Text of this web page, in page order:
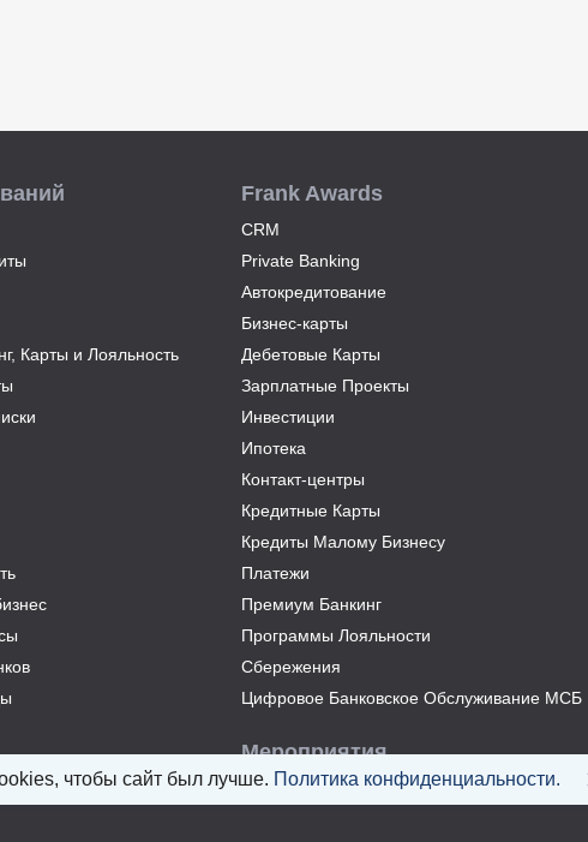
Карты и Лояльность
Frank Awards
CRM
Private Banking
Автокредитование
Бизнес-карты
Дебетовые Карты
Зарплатные Проекты
Инвестиции
Ипотека
Контакт-центры
Кредитные Карты
Кредиты Малому Бизнесу
Платежи
Премиум Банкинг
Программы Лояльности
Сбережения
Цифровое Банковское Обслуживание МСБ
Мероприятия
Все мероприятия
чтобы сайт был лучше. Политика конфиденциальности.